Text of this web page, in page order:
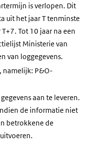
is verlopen. Dit
uit het jaar T tenminste
Tot 10 jaar na een
Ministerie van
van loggegevens.
namelijk: P&O-
aan te leveren.
de informatie niet
betrokkene de